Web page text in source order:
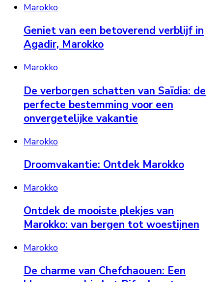
Marokko
Geniet van een betoverend verblijf in
Agadir, Marokko
Marokko
De verborgen schatten van Saïdia: de
perfecte bestemming voor een
onvergetelijke vakantie
Marokko
Droomvakantie: Ontdek Marokko
Marokko
Ontdek de mooiste plekjes van
Marokko: van bergen tot woestijnen
Marokko
De charme van Chefchaouen: Een